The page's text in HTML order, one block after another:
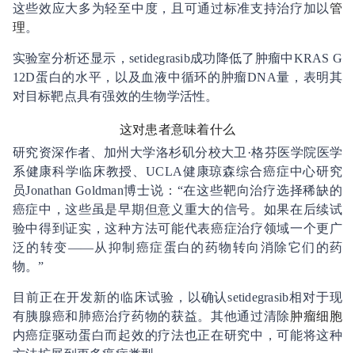
这些效应大多为轻至中度，且可通过标准支持治疗加以管
理。
实验室分析还显示，setidegrasib成功降低了肿瘤中KRAS G
12D蛋白的水平，以及血液中循环的肿瘤DNA量，表明其
对目标靶点具有强效的生物学活性。
这对患者意味着什么
研究资深作者、加州大学洛杉矶分校大卫·格芬医学院医学
系健康科学临床教授、UCLA健康琼森综合癌症中心研究
员Jonathan Goldman博士说：“在这些靶向治疗选择稀缺的
癌症中，这些虽是早期但意义重大的信号。如果在后续试
验中得到证实，这种方法可能代表癌症治疗领域一个更广
泛的转变——从抑制癌症蛋白的药物转向消除它们的药
物。”
目前正在开发新的临床试验，以确认setidegrasib相对于现
有胰腺癌和肺癌治疗药物的获益。其他通过清除 肿瘤细胞
内癌症驱动蛋白而起效的疗法也正在研究中，可能将这种